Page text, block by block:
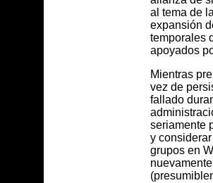
al tema de
expansión
temporales
apoyados
Mientras
vez de
fallado
seriamente
y
grupos en